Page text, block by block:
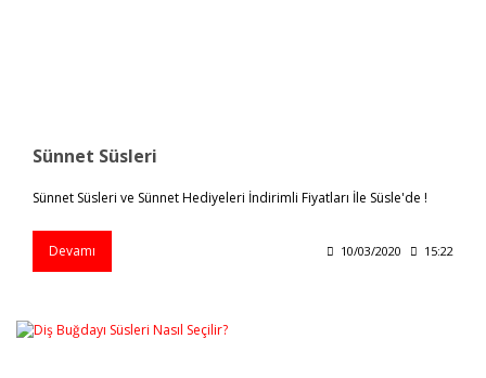
Sünnet Süsleri
Sünnet Süsleri ve Sünnet Hediyeleri İndirimli Fiyatları İle Süsle'de !
Devamı 10/03/2020 15:22